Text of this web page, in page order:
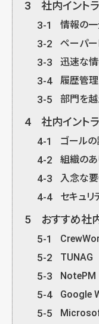
3 社内イント
3-1 情報の
3-2 ペーパー
3-3 迅速な
3-4 履歴管理
3-5 部門を越
4 社内イント
4-1 ゴール
4-2 組織の
4-3 入念な
4-4 セキュリ
5 おすすめ社
5-1
5-2 TUNAG
5-3 NotePM
5-4 Google
5-5